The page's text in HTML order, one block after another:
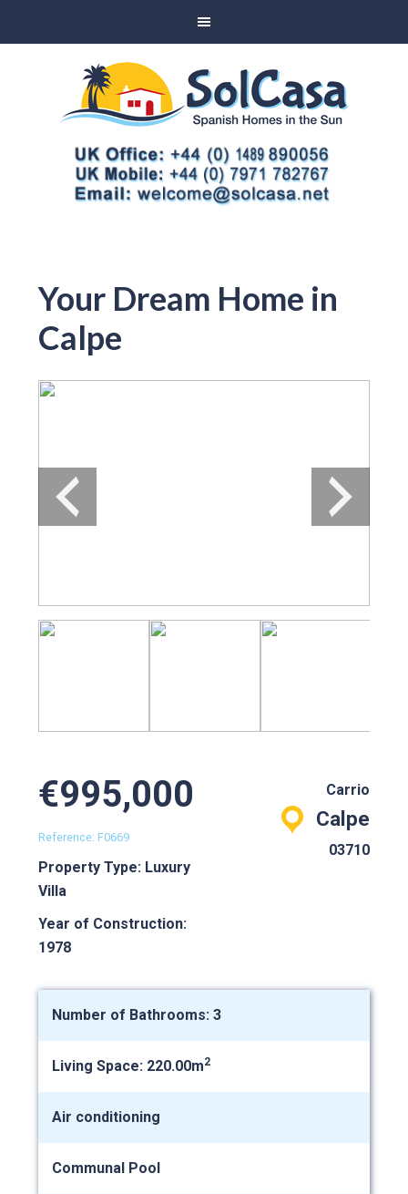
Your Dream Home in
Calpe
€995,000
Reference: F0669
Property Type: Luxury
Villa
Year of Construction:
1978
Carrio
Calpe
03710
Number of Bathrooms: 3
Living Space: 220.00m2
Air conditioning
Communal Pool